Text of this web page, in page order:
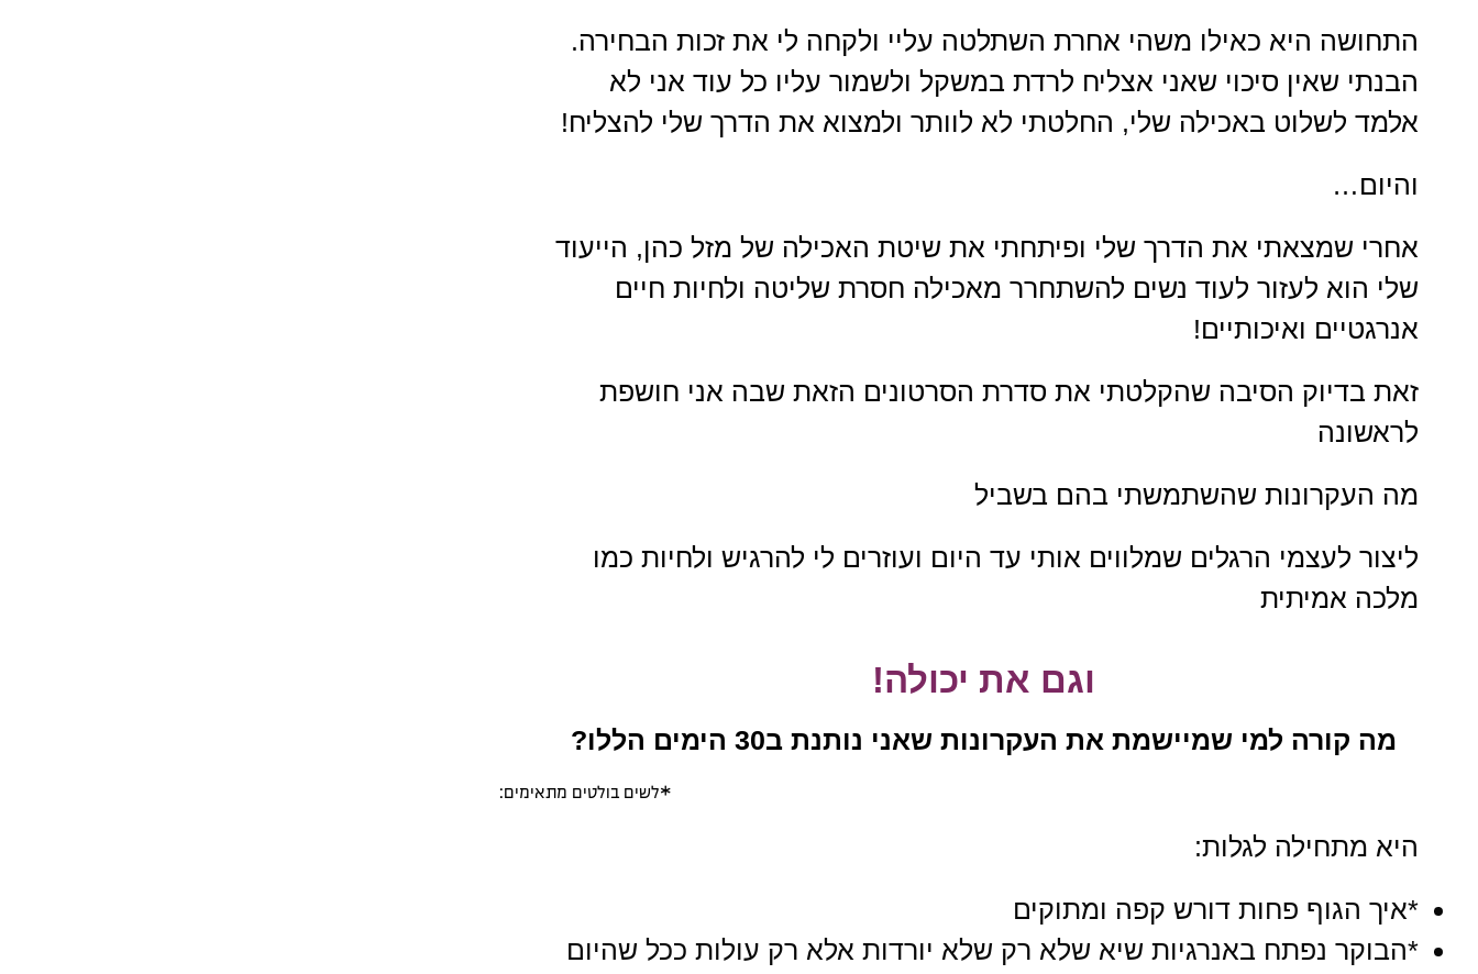
התחושה היא כאילו משהי אחרת השתלטה עליי ולקחה לי את זכות הבחירה.
הבנתי שאין סיכוי שאני אצליח לרדת במשקל ולשמור עליו כל עוד אני לא
אלמד לשלוט באכילה שלי, החלטתי לא לוותר ולמצוא את הדרך שלי להצליח!
והיום…
אחרי שמצאתי את הדרך שלי ופיתחתי את שיטת האכילה של מזל כהן, הייעוד
שלי הוא לעזור לעוד נשים להשתחרר מאכילה חסרת שליטה ולחיות חיים
אנרגטיים ואיכותיים!
זאת בדיוק הסיבה שהקלטתי את סדרת הסרטונים הזאת שבה אני חושפת
לראשונה
מה העקרונות שהשתמשתי בהם בשביל
ליצור לעצמי הרגלים שמלווים אותי עד היום ועוזרים לי להרגיש ולחיות כמו
מלכה אמיתית
וגם את יכולה!
מה קורה למי שמיישמת את העקרונות שאני נותנת ב30 הימים הללו?
*לשים בולטים מתאימים:
היא מתחילה לגלות:
*איך הגוף פחות דורש קפה ומתוקים
*הבוקר נפתח באנרגיות שיא שלא רק שלא יורדות אלא רק עולות ככל שהיום